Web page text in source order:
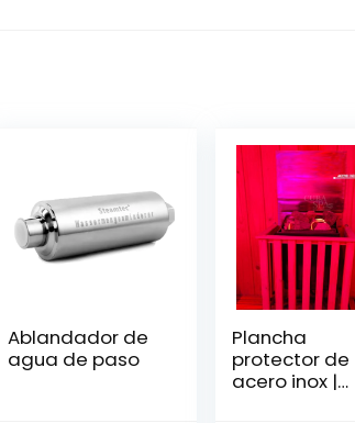
Ablandador de
agua de paso
Plancha
protector de
acero inox |